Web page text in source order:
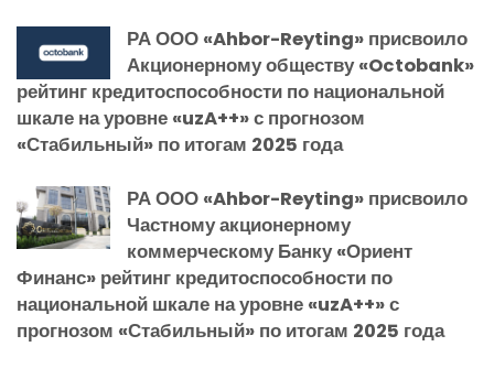
РА ООО «Ahbor-Reyting» присвоило
Акционерному обществу «Octobank»
рейтинг кредитоспособности по национальной
шкале на уровне «uzA++» с прогнозом
«Стабильный» по итогам 2025 года
РА ООО «Ahbor-Reyting» присвоило
Частному акционерному
коммерческому Банку «Ориент
Финанс» рейтинг кредитоспособности по
национальной шкале на уровне «uzA++» с
прогнозом «Стабильный» по итогам 2025 года